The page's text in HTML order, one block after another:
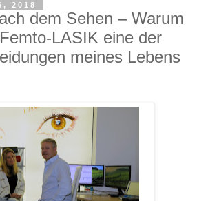
2018
dem Sehen – Warum
LASIK eine der
meines Lebens